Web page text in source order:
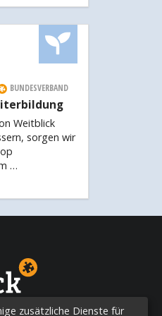
BUNDESVERBAND
Weitblick
sorgen wir
…
zusätzliche Dienste für